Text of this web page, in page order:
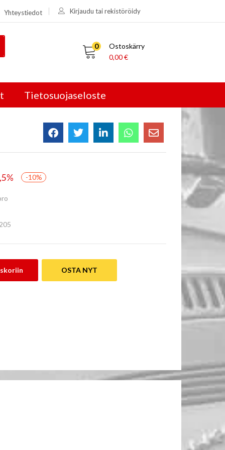
Yhteystiedot Kirjaudu tai rekistöröidy
0
Ostoskärry
0,00€
Tietosuojaseloste
-10%
OSTA NYT